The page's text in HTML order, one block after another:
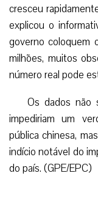
cresceu
explicou o
governo coloquem
milhões, muitos
número real pode
Os dados não
impediriam um
pública chinesa,
indício notável do
do país. (GPE/EPC)